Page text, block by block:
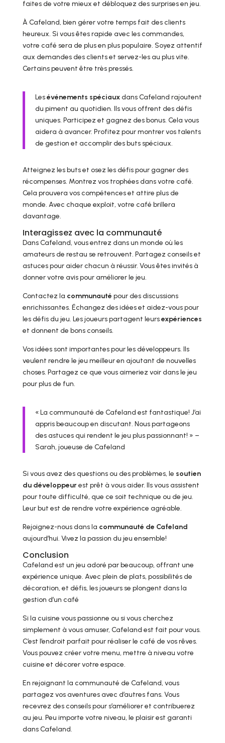
faites de votre mieux et débloquez des surprises en jeu.
À Cafeland, bien gérer votre temps fait des clients
heureux. Si vous êtes rapide avec les commandes,
votre café sera de plus en plus populaire. Soyez attentif
aux demandes des clients et servez-les au plus vite.
Certains peuvent être très pressés.
Lesévénements spéciauxdans Cafeland rajoutent
du piment au quotidien. Ils vous offrent des défis
uniques. Participez et gagnez des bonus. Cela vous
aidera à avancer. Profitez pour montrer vos talents
de gestion et accomplir des buts spéciaux.
Atteignez les buts et osez les défis pour gagner des
récompenses. Montrez vos trophées dans votre café.
Cela prouvera vos compétences et attire plus de
monde. Avec chaque exploit, votre café brillera
davantage.
Interagissez avec la communauté
Dans Cafeland, vous entrez dans un monde où les
amateurs de restau se retrouvent. Partagez conseils et
astuces pour aider chacun à réussir. Vous êtes invités à
donner votre avis pour améliorer le jeu.
Contactez la communauté pour des discussions
enrichissantes. Échangez des idées et aidez-vous pour
les défis du jeu. Les joueurs partagent leursexpériences
et donnent de bons conseils.
Vos idées sont importantes pour les développeurs. Ils
veulent rendre le jeu meilleur en ajoutant de nouvelles
choses. Partagez ce que vous aimeriez voir dans le jeu
pour plus de fun.
« La communauté de Cafeland est fantastique! J’ai
appris beaucoup en discutant. Nous partageons
des astuces qui rendent le jeu plus passionnant! » –
Sarah, joueuse de Cafeland
Si vous avez des questions ou des problèmes, le soutien
du développeurest prêt à vous aider. Ils vous assistent
pour toute difficulté, que ce soit technique ou de jeu.
Leur but est de rendre votre expérience agréable.
Rejoignez-nous dans la communauté de Cafeland
aujourd’hui. Vivez la passion du jeu ensemble!
Conclusion
Cafeland est un jeu adoré par beaucoup, offrant une
expérience unique. Avec plein de plats, possibilités de
décoration, et défis, les joueurs se plongent dans la
gestion d’un café
Si la cuisine vous passionne ou si vous cherchez
simplement à vous amuser, Cafeland est fait pour vous.
C’est l’endroit parfait pour réaliser le café de vos rêves.
Vous pouvez créer votre menu, mettre à niveau votre
cuisine et décorer votre espace.
En rejoignant la communauté de Cafeland, vous
partagez vos aventures avec d’autres fans. Vous
recevrez des conseils pour s’améliorer et contribuerez
au jeu. Peu importe votre niveau, le plaisir est garanti
dans Cafeland.